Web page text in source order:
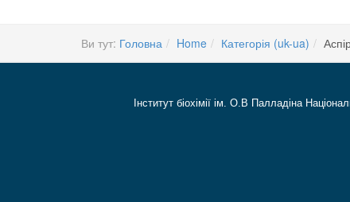
Ви тут: Головна Home Категорія (uk-ua)
Інститут біохімії ім. О.В Палладіна